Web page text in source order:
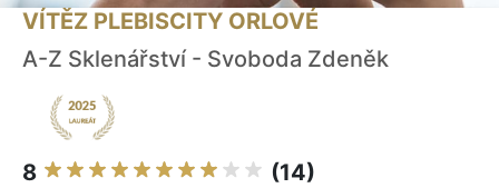
VÍTĚZ PLEBISCITY ORLOVÉ
A-Z Sklenářství - Svoboda Zdeněk
8 (14)